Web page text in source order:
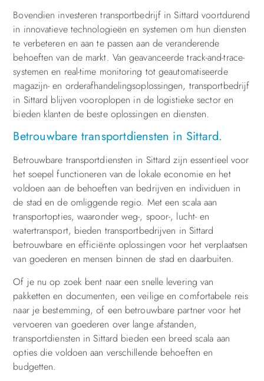
Bovendien investeren transportbedrijf in Sittard voortdurend
in innovatieve technologieën en systemen om hun diensten
te verbeteren en aan te passen aan de veranderende
behoeften van de markt. Van geavanceerde track-and-trace-
systemen en real-time monitoring tot geautomatiseerde
magazijn- en orderafhandelingsoplossingen, transportbedrijf
in Sittard blijven vooroplopen in de logistieke sector en
bieden klanten de beste oplossingen en diensten.
Betrouwbare transportdiensten in Sittard.
Betrouwbare transportdiensten in Sittard zijn essentieel voor
het soepel functioneren van de lokale economie en het
voldoen aan de behoeften van bedrijven en individuen in
de stad en de omliggende regio. Met een scala aan
transportopties, waaronder weg-, spoor-, lucht- en
watertransport, bieden transportbedrijven in Sittard
betrouwbare en efficiënte oplossingen voor het verplaatsen
van goederen en mensen binnen de stad en daarbuiten.
Of je nu op zoek bent naar een snelle levering van
pakketten en documenten, een veilige en comfortabele reis
naar je bestemming, of een betrouwbare partner voor het
vervoeren van goederen over lange afstanden,
transportdiensten in Sittard bieden een breed scala aan
opties die voldoen aan verschillende behoeften en
budgetten.